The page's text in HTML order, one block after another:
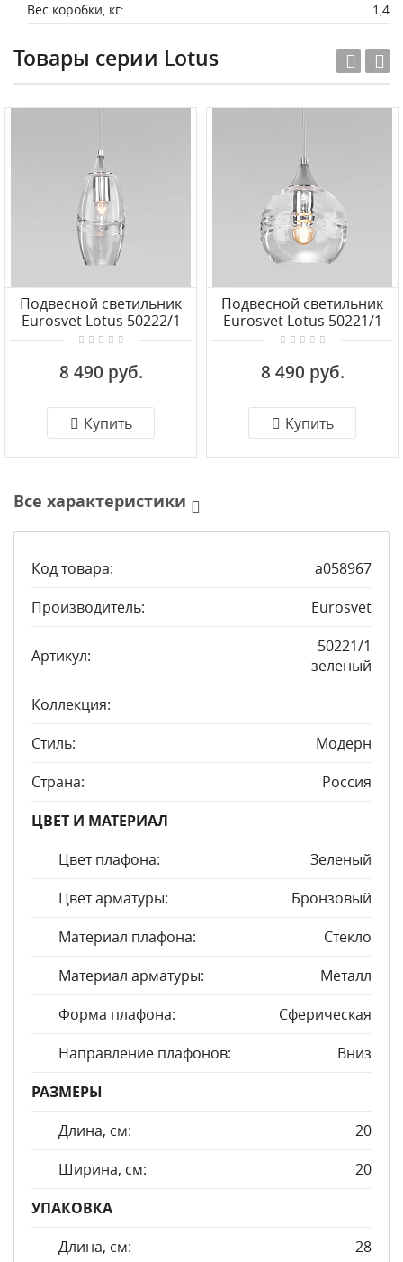
Вес коробки, кг:
1,4
Товары серии Lotus
Подвесной светильник
Eurosvet Lotus 50222/1
прозрачный
8 490 руб.
Купить
Подвесной светильник
Eurosvet Lotus 50221/1
прозрачный
8 490 руб.
Купить
Все характеристики
Код товара:
a058967
Производитель:
Eurosvet
Артикул:
50221/1
зеленый
Коллекция:
Стиль:
Модерн
Страна:
Россия
ЦВЕТ И МАТЕРИАЛ
Цвет плафона:
Зеленый
Цвет арматуры:
Бронзовый
Материал плафона:
Стекло
Материал арматуры:
Металл
Форма плафона:
Сферическая
Направление плафонов:
Вниз
РАЗМЕРЫ
Длина, см:
20
Ширина, см:
20
УПАКОВКА
Длина, см:
28